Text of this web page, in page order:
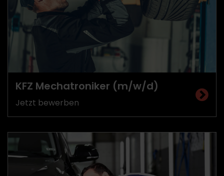
KFZ Mechatroniker (m/w/d)
Jetzt bewerben